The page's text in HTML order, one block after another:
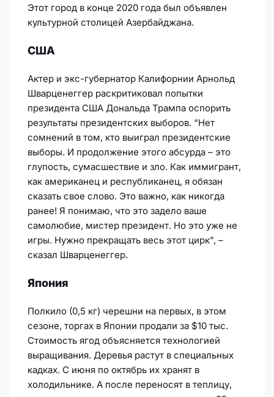
Этот город в конце 2020 года был объявлен
культурной столицей Азербайджана.
США
Актер и экс-губернатор Калифорнии Арнольд
Шварценеггер раскритиковал попытки
президента США Дональда Трампа оспорить
результаты президентских выборов. “Нет
сомнений в том, кто выиграл президентские
выборы. И продолжение этого абсурда – это
глупость, сумасшествие и зло. Как иммигрант,
как американец и республиканец, я обязан
сказать свое слово. Это важно, как никогда
ранее! Я понимаю, что это задело ваше
самолюбие, мистер президент. Но это уже не
игры. Нужно прекращать весь этот цирк”, –
сказал Шварценеггер.
Япония
Полкило (0,5 кг) черешни на первых, в этом
сезоне, торгах в Японии продали за $10 тыс.
Стоимость ягод объясняется технологией
выращивания. Деревья растут в специальных
кадках. С июня по октябрь их хранят в
холодильнике. А после переносят в теплицу,